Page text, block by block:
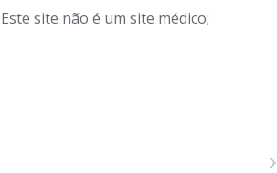
Este site não é um site médico;